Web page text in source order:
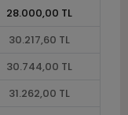
28.000,00 TL
30.217,60 TL
30.744,00 TL
31.262,00 TL